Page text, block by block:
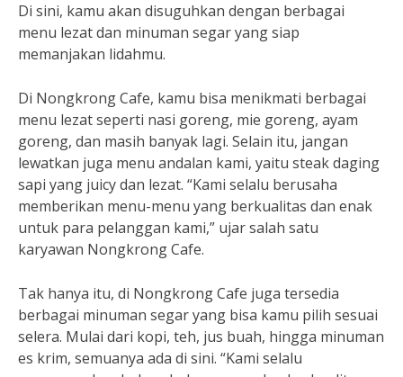
Di sini, kamu akan disuguhkan dengan berbagai
menu lezat dan minuman segar yang siap
memanjakan lidahmu.
Di Nongkrong Cafe, kamu bisa menikmati berbagai
menu lezat seperti nasi goreng, mie goreng, ayam
goreng, dan masih banyak lagi. Selain itu, jangan
lewatkan juga menu andalan kami, yaitu steak daging
sapi yang juicy dan lezat. “Kami selalu berusaha
memberikan menu-menu yang berkualitas dan enak
untuk para pelanggan kami,” ujar salah satu
karyawan Nongkrong Cafe.
Tak hanya itu, di Nongkrong Cafe juga tersedia
berbagai minuman segar yang bisa kamu pilih sesuai
selera. Mulai dari kopi, teh, jus buah, hingga minuman
es krim, semuanya ada di sini. “Kami selalu